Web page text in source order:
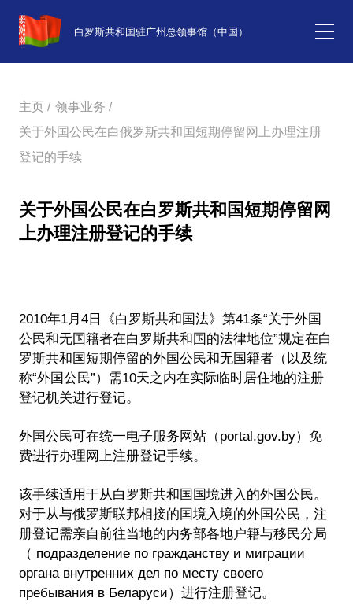
白罗斯共和国驻广州总领事馆（中国）
主页 / 领事业务 /
关于外国公民在白俄罗斯共和国短期停留网上办理注册
登记的手续
关于外国公民在白罗斯共和国短期停留网
上办理注册登记的手续
2010年1月4日《白罗斯共和国法》第41条“关于外国
公民和无国籍者在白罗斯共和国的法律地位”规定在白
罗斯共和国短期停留的外国公民和无国籍者（以及统
称“外国公民”）需10天之内在实际临时居住地的注册
登记机关进行登记。
外国公民可在统一电子服务网站（portal.gov.by）免
费进行办理网上注册登记手续。
该手续适用于从白罗斯共和国国境进入的外国公民。
对于从与俄罗斯联邦相接的国境入境的外国公民，注
册登记需亲自前往当地的内务部各地户籍与移民分局
（ подразделение по гражданству и миграции
органа внутренних дел по месту своего
пребывания в Беларуси）进行注册登记。